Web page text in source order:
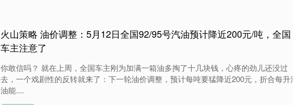
火山策略 油价调整：5月12日全国92/95号汽油预计降近200元/吨，全国
车主注意了
你敢信吗？ 就在上周，全国车主刚为加满一箱油多掏了十几块钱，心疼的劲儿还没过
去，一个戏剧性的反转就来了：下一轮油价调整，预计每吨要猛降近200元，折合每升
油能....